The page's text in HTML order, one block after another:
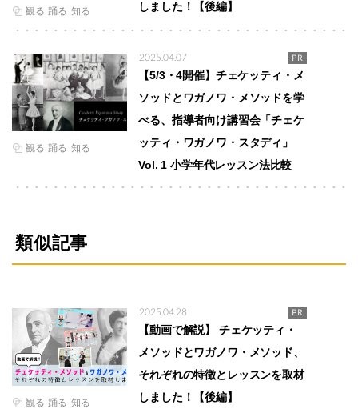
観る 踊る 知る
しました！【後編】
観る 踊る 知る
2025.04.07 PR
【5/3・4開催】チェケッティ・メ
ソッドとワガノワ・メソッドを学
べる、指導者向け講習会「チェケ
ッティ・ワガノワ・スタディ」
Vol. 1 小学年代レッスン法比較
類似記事
観る 踊る 知る
2025.04.28 PR
【動画で解説】 チェケッティ・
メソッドとワガノワ・メソッド、
それぞれの特徴とレッスンを取材
しました！【後編】